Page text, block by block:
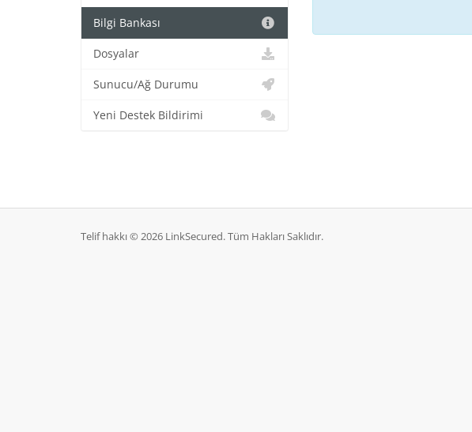
Bilgi Bankası
Dosyalar
Sunucu/Ağ Durumu
Yeni Destek Bildirimi
Telif hakkı © 2026 LinkSecured. Tüm Hakları Saklıdır.